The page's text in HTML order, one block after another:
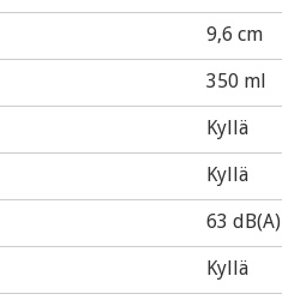
9,6 cm
350 ml
Kyllä
Kyllä
63 dB(A)
Kyllä